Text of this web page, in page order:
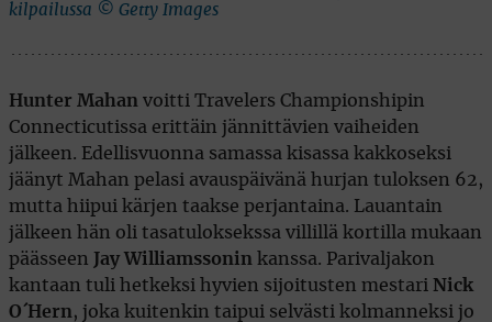
kilpailussa © Getty Images
Hunter Mahan voitti Travelers Championshipin
Connecticutissa erittäin jännittävien vaiheiden
jälkeen. Edellisvuonna samassa kisassa kakkoseksi
jäänyt Mahan pelasi avauspäivänä hurjan tuloksen 62,
mutta hiipui kärjen taakse perjantaina. Lauantain
jälkeen hän oli tasatuloksekssa villillä kortilla mukaan
päässeen
Jay Williamssonin kanssa. Parivaljakon
kantaan tuli hetkeksi hyvien sijoitusten mestari Nick
O´Hern, joka kuitenkin taipui selvästi kolmanneksi jo